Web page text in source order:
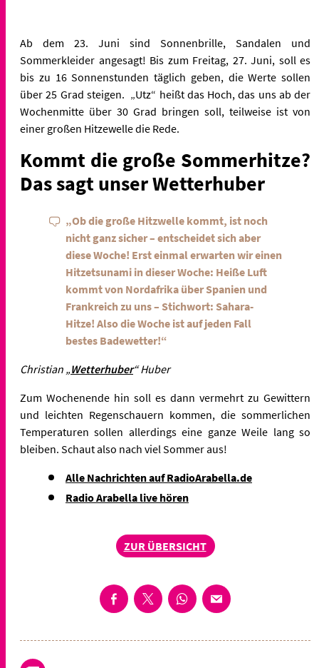
Ab dem 23. Juni sind Sonnenbrille, Sandalen und
Sommerkleider angesagt! Bis zum Freitag, 27. Juni, soll es
bis zu 16 Sonnenstunden täglich geben, die Werte sollen
über 25 Grad steigen. „Utz“ heißt das Hoch, das uns ab der
Wochenmitte über 30 Grad bringen soll, teilweise ist von
einer großen Hitzewelle die Rede.
Kommt die große Sommerhitze?
Das sagt unser Wetterhuber
„Ob die große Hitzwelle kommt, ist noch
nicht ganz sicher – entscheidet sich aber
diese Woche! Erst einmal erwarten wir einen
Hitzetsunami in dieser Woche: Heiße Luft
kommt von Nordafrika über Spanien und
Frankreich zu uns – Stichwort: Sahara-
Hitze! Also die Woche ist auf jeden Fall
bestes Badewetter!“
Christian „Wetterhuber“ Huber
Zum Wochenende hin soll es dann vermehrt zu Gewittern
und leichten Regenschauern kommen, die sommerlichen
Temperaturen sollen allerdings eine ganze Weile lang so
bleiben. Schaut also nach viel Sommer aus!
Alle Nachrichten auf RadioArabella.de
Radio Arabella live hören
ZUR ÜBERSICHT